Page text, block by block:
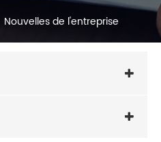
Nouvelles de l'entreprise